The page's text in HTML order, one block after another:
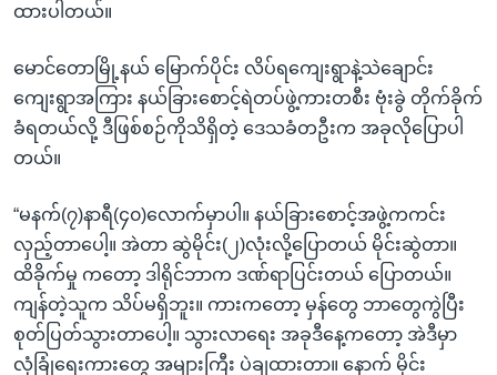
ထားပါတယ်။
မောင်တောမြို့နယ် မြောက်ပိုင်း လိပ်ရကျေးရွာနဲ့သဲချောင်း
ကျေးရွာအကြား နယ်ခြားစောင့်ရဲတပ်ဖွဲ့ကားတစီး ဗုံးခွဲ တိုက်ခိုက်
ခံရတယ်လို့ ဒီဖြစ်စဉ်ကိုသိရှိတဲ့ ဒေသခံတဦးက အခုလိုပြောပါ
တယ်။
“မနက်(၇)နာရီ(၄၀)လောက်မှာပါ။ နယ်ခြားစောင့်အဖွဲ့ကကင်း
လှည့်တာပေါ့။ အဲတာ ဆွဲမိုင်း(၂)လုံးလို့ပြောတယ် မိုင်းဆွဲတာ။
ထိခိုက်မှု ကတော့ ဒါရိုင်ဘာက ဒဏ်ရာပြင်းတယ် ပြောတယ်။
ကျန်တဲ့သူက သိပ်မရှိဘူး။ ကားကတော့ မှန်တွေ ဘာတွေကွဲပြီး
စုတ်ပြတ်သွားတာပေါ့။ သွားလာရေး အခုဒီနေ့ကတော့ အဲဒီမှာ
လုံခြုံရေးကားတွေ အများကြီး ပဲချထားတာ။ နောက် မိုင်း